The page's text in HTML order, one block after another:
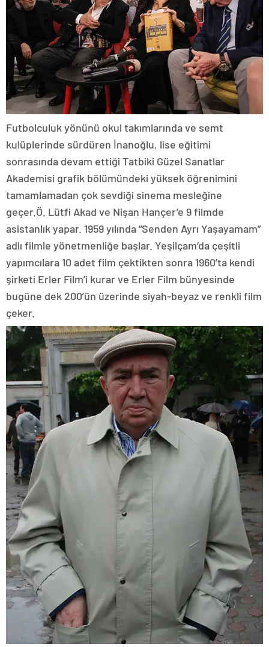
Futbolculuk yönünü okul takımlarında ve semt
kulüplerinde sürdüren İnanoğlu, lise eğitimi
sonrasında devam ettiği Tatbiki Güzel Sanatlar
Akademisi grafik bölümündeki yüksek öğrenimini
tamamlamadan çok sevdiği sinema mesleğine
geçer.Ö. Lütfi Akad ve Nişan Hançer’e 9 filmde
asistanlık yapar. 1959 yılında “Senden Ayrı Yaşayamam”
adlı filmle yönetmenliğe başlar. Yeşilçam’da çeşitli
yapımcılara 10 adet film çektikten sonra 1960’ta kendi
şirketi Erler Film’i kurar ve Erler Film bünyesinde
bugüne dek 200’ün üzerinde siyah-beyaz ve renkli film
çeker.